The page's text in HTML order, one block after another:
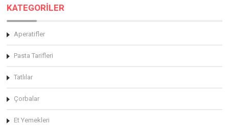
KATEGORİLER
Aperatifler
Pasta Tarifleri
Tatlılar
Çorbalar
Et Yemekleri